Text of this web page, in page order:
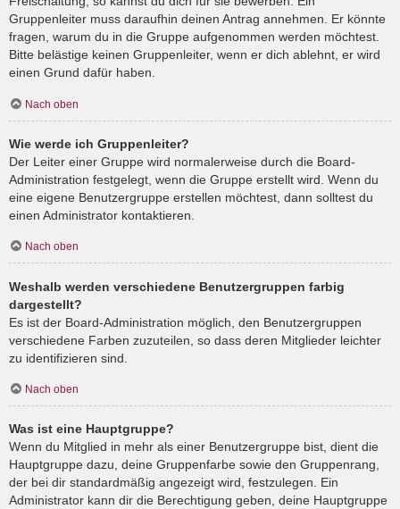
Gruppenleiter muss daraufhin deinen Antrag annehmen. Er könnte
fragen, warum du in die Gruppe aufgenommen werden möchtest.
Bitte belästige keinen Gruppenleiter, wenn er dich ablehnt, er wird
einen Grund dafür haben.
Nach oben
Wie werde ich Gruppenleiter?
Der Leiter einer Gruppe wird normalerweise durch die Board-
Administration festgelegt, wenn die Gruppe erstellt wird. Wenn du
eine eigene Benutzergruppe erstellen möchtest, dann solltest du
einen Administrator kontaktieren.
Nach oben
Weshalb werden verschiedene Benutzergruppen farbig
dargestellt?
Es ist der Board-Administration möglich, den Benutzergruppen
verschiedene Farben zuzuteilen, so dass deren Mitglieder leichter
zu identifizieren sind.
Nach oben
Was ist eine Hauptgruppe?
Wenn du Mitglied in mehr als einer Benutzergruppe bist, dient die
Hauptgruppe dazu, deine Gruppenfarbe sowie den Gruppenrang,
der bei dir standardmäßig angezeigt wird, festzulegen. Ein
Administrator kann dir die Berechtigung geben, deine Hauptgruppe